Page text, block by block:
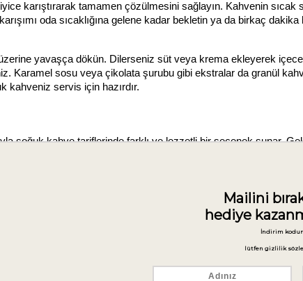
karıştırarak tamamen çözülmesini sağlayın. Kahvenin sıcak
oda sıcaklığına gelene kadar bekletin ya da birkaç dakika
yavaşça dökün. Dilerseniz süt veya krema ekleyerek
Karamel sosu veya çikolata şurubu gibi ekstralar da granül
kahveniz servis için hazırdır.
soğuk kahve tariflerinde farklı ve lezzetli bir seçenek sunar.
korur.
kahvesini ekleyerek kısık ateşte pişirin. Kahveyi köpürtmek için
alın ve oda sıcaklığına soğumasını bekleyin. Türk
yol açar.
dolu bir bardağa süzülmüş kahveyi dökün. Üzerine soğuk süt
eklenebilir. Türk kahvesinin yoğun tadı, sütlü ve tatlı